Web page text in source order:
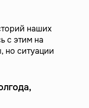
наших
с этим на
но ситуации